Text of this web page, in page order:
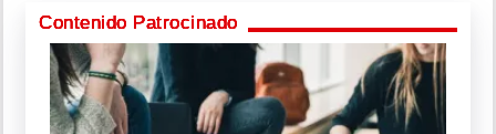
Contenido Patrocinado